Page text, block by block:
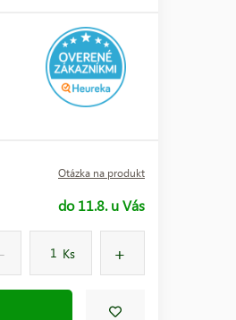
Otázka na produkt
do 11.8. u Vás
Ks